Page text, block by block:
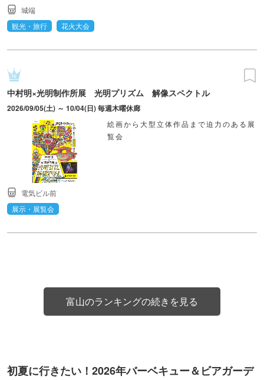
城端
観光・旅行
花火大会
中村明×光明制作所展 光明プリズム 解像スペクトル
2026/09/05(土) ～ 10/04(日) 毎週木曜休廊
絵画から大型立体作品まで迫力のある展
覧会
電気ビル前
展示・展覧会
富山のランキングの続きを見る
初夏に行きたい！2026年バーベキュー＆ビアガーデ